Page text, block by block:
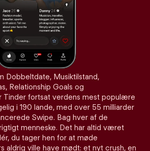
Dobbeltdate, Musiktilstand,
Relationship Goals og
Tinder fortsat verdens mest populære
i 190 lande, med over 55 milliarder
Swipe. Bag hver af de
menneske. Det har altid været
du tager hen for at møde
aldrig ville have mødt: et nyt crush, en